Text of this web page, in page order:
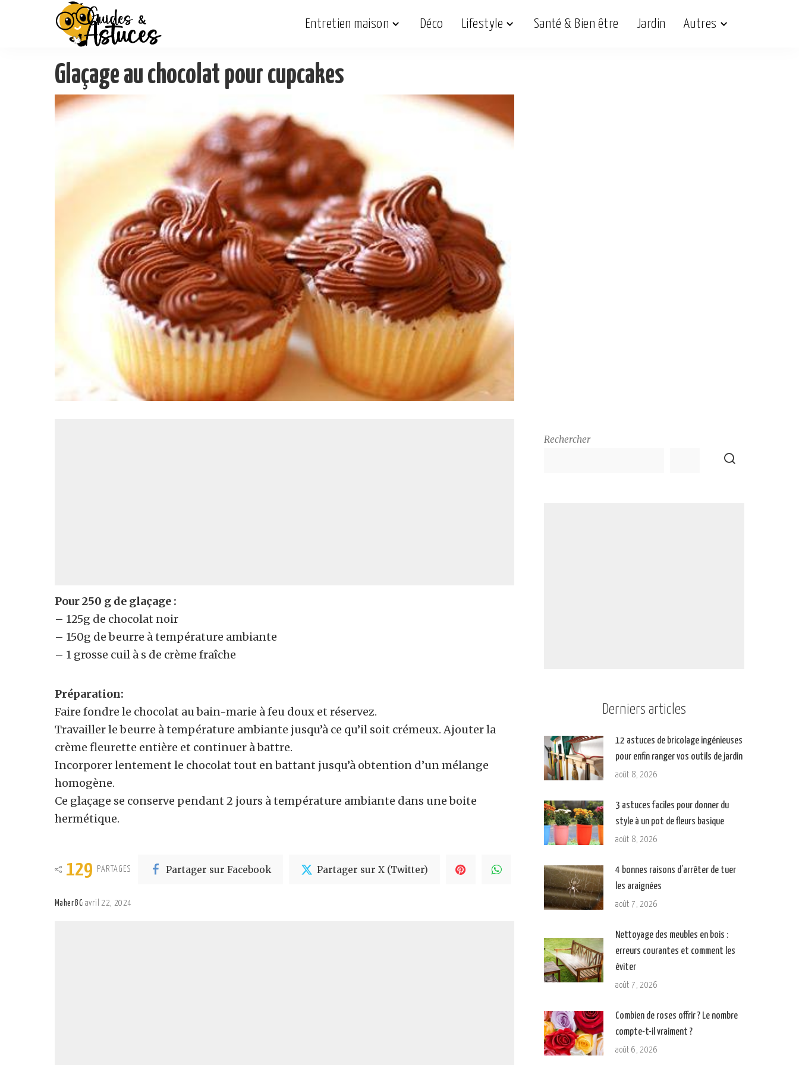
Entretien maison Déco Lifestyle Santé & Bien être Jardin Autres
Glaçage au chocolat pour cupcakes
Pour 250 g de glaçage :
– 125g de chocolat noir
– 150g de beurre à température ambiante
– 1 grosse cuil à s de crème fraîche
Préparation:
Faire fondre le chocolat au bain-marie à feu doux et réservez.
Travailler le beurre à température ambiante jusqu’à ce qu’il soit crémeux. Ajouter la
crème fleurette entière et continuer à battre.
Incorporer lentement le chocolat tout en battant jusqu’à obtention d’un mélange
homogène.
Ce glaçage se conserve pendant 2 jours à température ambiante dans une boite
hermétique.
129 PARTAGES Partager sur Facebook Partager sur X (Twitter)
Maher BC avril 22, 2024
Rechercher
Derniers articles
12 astuces de bricolage ingénieuses
pour enfin ranger vos outils de jardin
août 8, 2026
3 astuces faciles pour donner du
style à un pot de fleurs basique
août 8, 2026
4 bonnes raisons d’arrêter de tuer
les araignées
août 7, 2026
Nettoyage des meubles en bois :
erreurs courantes et comment les
éviter
août 7, 2026
Combien de roses offrir ? Le nombre
compte-t-il vraiment ?
août 6, 2026